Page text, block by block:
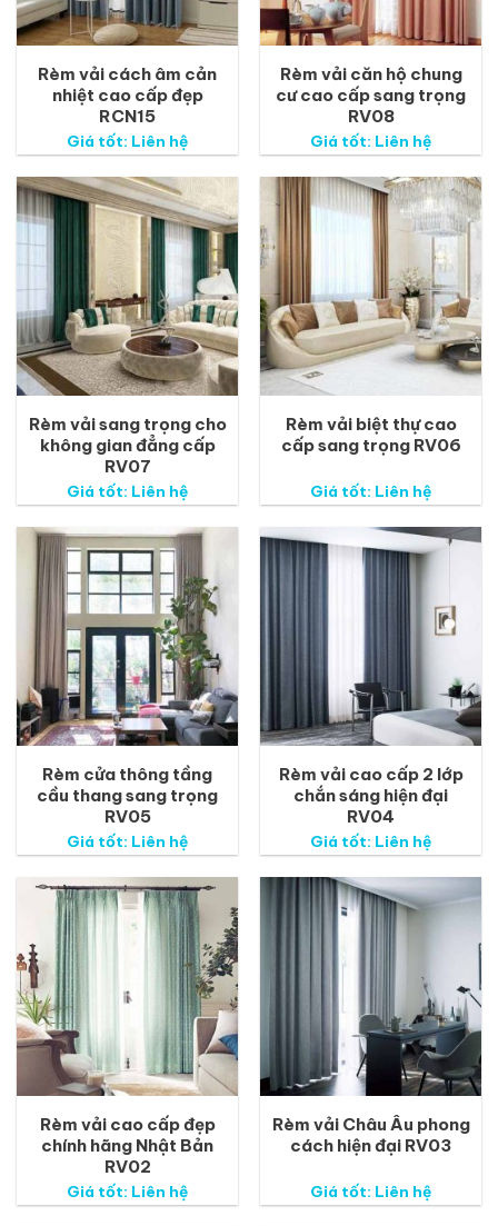
Rèm vải cách âm cản
nhiệt cao cấp đẹp
RCN15
Giá tốt: Liên hệ
Rèm vải căn hộ chung
cư cao cấp sang trọng
RV08
Giá tốt: Liên hệ
Rèm vải sang trọng cho
không gian đẳng cấp
RV07
Giá tốt: Liên hệ
Rèm vải biệt thự cao
cấp sang trọng RV06
Giá tốt: Liên hệ
Rèm cửa thông tầng
cầu thang sang trọng
RV05
Giá tốt: Liên hệ
Rèm vải cao cấp 2 lớp
chắn sáng hiện đại
RV04
Giá tốt: Liên hệ
Rèm vải cao cấp đẹp
chính hãng Nhật Bản
RV02
Giá tốt: Liên hệ
Rèm vải Châu Âu phong
cách hiện đại RV03
Giá tốt: Liên hệ